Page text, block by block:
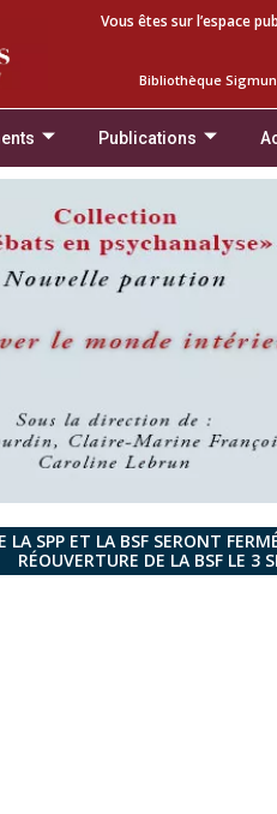
Vous êtes sur l’espace
Bibliothèque
Publications
LA SPP ET LA BSF SERONT
RÉOUVERTURE DE LA BSF LE 3